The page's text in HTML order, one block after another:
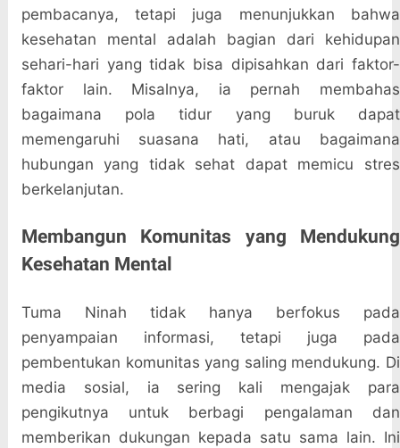
pembacanya, tetapi juga menunjukkan bahwa
kesehatan mental adalah bagian dari kehidupan
sehari-hari yang tidak bisa dipisahkan dari faktor-
faktor lain. Misalnya, ia pernah membahas
bagaimana pola tidur yang buruk dapat
memengaruhi suasana hati, atau bagaimana
hubungan yang tidak sehat dapat memicu stres
berkelanjutan.
Membangun Komunitas yang Mendukung
Kesehatan Mental
Tuma Ninah tidak hanya berfokus pada
penyampaian informasi, tetapi juga pada
pembentukan komunitas yang saling mendukung. Di
media sosial, ia sering kali mengajak para
pengikutnya untuk berbagi pengalaman dan
memberikan dukungan kepada satu sama lain. Ini